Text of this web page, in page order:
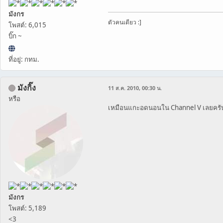
มังกร
โพสต์: 6,015
บิ๊ก ~
ที่อยู่: กทม.
ตัวคนเดียว :]
มังกิ๊ง
หรือ
มังกร
โพสต์: 5,189
<3
11 ส.ค. 2010, 00:30 น.
เหมือนแกะอดนอนใน Channel V เลยค